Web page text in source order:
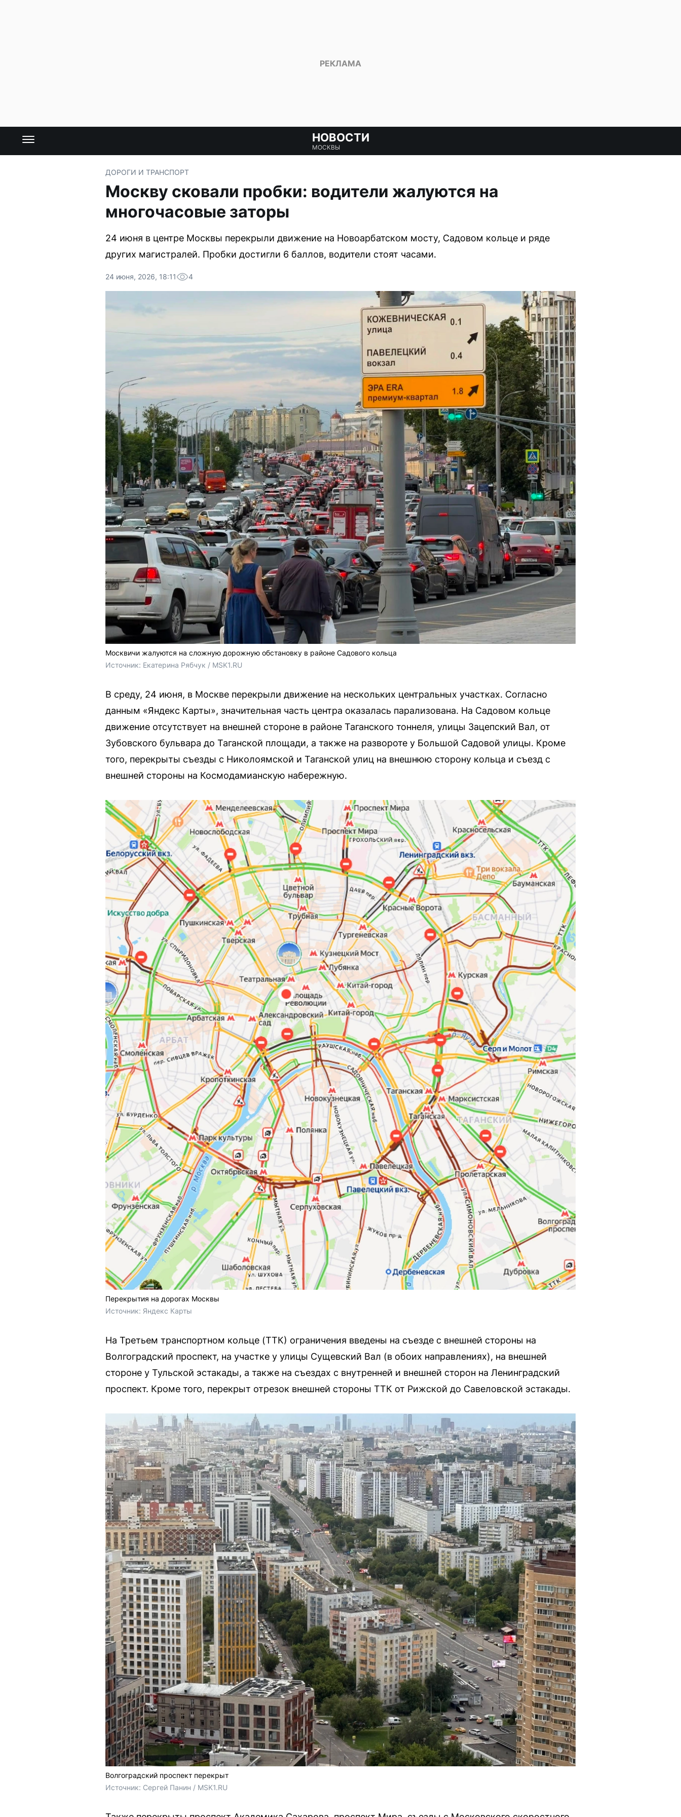
НОВОСТИ
МОСКВЫ
ДОРОГИ И ТРАНСПОРТ
Москву сковали пробки: водители жалуются на
многочасовые заторы
24 июня в центре Москвы перекрыли движение на Новоарбатском мосту, Садовом кольце и ряде
других магистралей. Пробки достигли 6 баллов, водители стоят часами.
24 июня, 2026, 18:11 4
Москвичи жалуются на сложную дорожную обстановку в районе Садового кольца
Источник: Екатерина Рябчук / MSK1.RU
В среду, 24 июня, в Москве перекрыли движение на нескольких центральных участках. Согласно
данным «Яндекс Карты», значительная часть центра оказалась парализована. На Садовом кольце
движение отсутствует на внешней стороне в районе Таганского тоннеля, улицы Зацепский Вал, от
Зубовского бульвара до Таганской площади, а также на развороте у Большой Садовой улицы. Кроме
того, перекрыты съезды с Николоямской и Таганской улиц на внешнюю сторону кольца и съезд с
внешней стороны на Космодамианскую набережную.
Перекрытия на дорогах Москвы
Источник: Яндекс Карты
На Третьем транспортном кольце (ТТК) ограничения введены на съезде с внешней стороны на
Волгоградский проспект, на участке у улицы Сущевский Вал (в обоих направлениях), на внешней
стороне у Тульской эстакады, а также на съездах с внутренней и внешней сторон на Ленинградский
проспект. Кроме того, перекрыт отрезок внешней стороны ТТК от Рижской до Савеловской эстакады.
Волгоградский проспект перекрыт
Источник: Сергей Панин / MSK1.RU